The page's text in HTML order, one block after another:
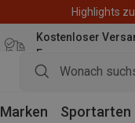
Highlights
Kostenloser
Euro
Marken Sportarten